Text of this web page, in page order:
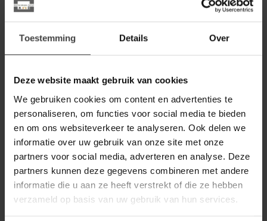
Toestemming Details Over
Deze website maakt gebruik van cookies
We gebruiken cookies om content en advertenties te
personaliseren, om functies voor social media te bieden
en om ons websiteverkeer te analyseren. Ook delen we
informatie over uw gebruik van onze site met onze
partners voor social media, adverteren en analyse. Deze
partners kunnen deze gegevens combineren met andere
informatie die u aan ze heeft verstrekt of die ze hebben
verzameld op basis van uw gebruik van hun services.
open vakken Dark Chocolate
Op voorraad
799,00
LABEL51
Label51 LABEL51 Bergkast
Luff - Zwart - Metaal - Hoge
Kast
Op voorraad
299,00
STARFURN
Starfurn Vakkenkast Madison
XL Natural | 135 cm
Op voorraad
1.399,00